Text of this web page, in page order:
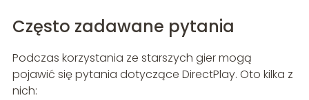
Często zadawane pytania
Podczas korzystania ze starszych gier mogą
pojawić się pytania dotyczące DirectPlay. Oto kilka z
nich: